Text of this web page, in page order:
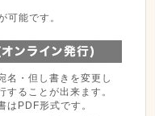
可能です。
名・但し書きを変更し
することが出来ます。
はPDF形式です。